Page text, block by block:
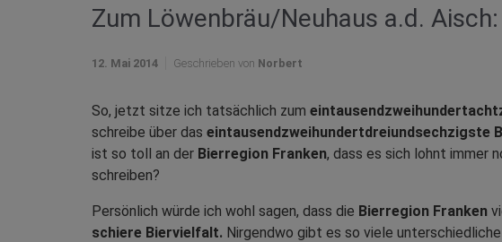
Zum Löwenbräu/Neuhaus a.d.
12. Mai 2014 Geschrieben von Norbert
So, jetzt sitze ich tatsächlich zum
schreibe über das eintausendzweihundertdreiundsechzigste
ist so toll an der Bierregion Franken, dass es sich lohnt immer
schreiben?
Persönlich würde ich wohl sagen, dass die Bierregion Franken
schiere Biervielfalt. Nirgendwo gibt es so viele